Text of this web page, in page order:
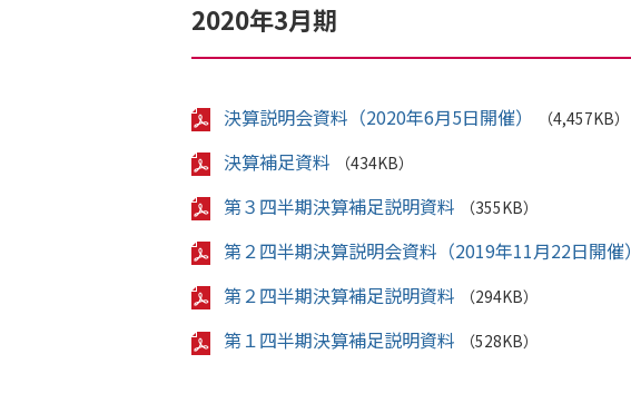
2020年3月期
決算説明会資料（2020年6月5日開催） （4,457KB）
決算補足資料 （434KB）
第３四半期決算補足説明資料 （355KB）
第２四半期決算説明会資料（2019年11月22日開催）
第２四半期決算補足説明資料 （294KB）
第１四半期決算補足説明資料 （528KB）